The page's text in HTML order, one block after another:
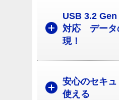
USB 3.2 Gen
対応 データ
現！
安心のセキ
使える